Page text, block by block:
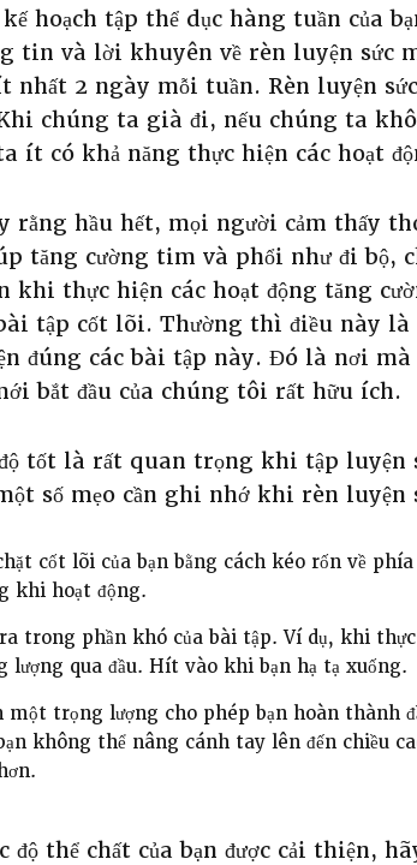
hoạch tập thể dục hàng tuần của
tin và lời khuyên về rèn luyện sức
nhất 2 ngày mỗi tuần. Rèn luyện
chúng ta già đi, nếu chúng ta
ít có khả năng thực hiện các hoạt
rằng hầu hết, mọi người cảm thấy
tăng cường tim và phổi như đi bộ,
khi thực hiện các hoạt động tăng
tập cốt lõi. Thường thì điều này là
đúng các bài tập này. Đó là nơi mà
bắt đầu của chúng tôi rất hữu ích.
tốt là rất quan trọng khi tập luyện
số mẹo cần ghi nhớ khi rèn luyện
cốt lõi của bạn bằng cách kéo rốn về
khi hoạt động.
trong phần khó của bài tập. Ví dụ, khi
lượng qua đầu. Hít vào khi bạn hạ tạ xuống.
một trọng lượng cho phép bạn hoàn thành
không thể nâng cánh tay lên đến chiều
độ thể chất của bạn được cải thiện,